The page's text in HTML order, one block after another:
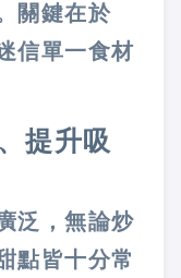
關鍵在於
信單一食材
提升吸
泛，無論炒
點皆十分常